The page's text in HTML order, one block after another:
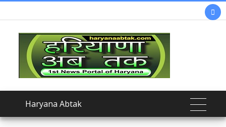

Haryana Abtak